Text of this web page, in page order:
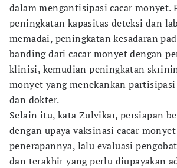
dalam mengantisipasi cacar monyet.
peningkatan kapasitas deteksi dan
memadai, peningkatan kesadaran
banding dari cacar monyet dengan
klinisi, kemudian peningkatan
monyet yang menekankan
dan dokter.
Selain itu, kata Zulvikar, persiapan
dengan upaya vaksinasi cacar
penerapannya, lalu evaluasi
dan terakhir yang perlu diupayakan